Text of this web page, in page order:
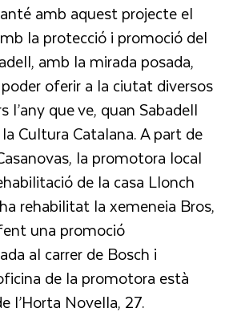
amb aquest projecte el
la protecció i promoció del
amb la mirada posada,
oferir a la ciutat diversos
l’any que ve, quan Sabadell
Cultura Catalana. A part de
la promotora local
de la casa Llonch
rehabilitat la xemeneia Bros,
una promoció
al carrer de Bosch i
de la promotora està
l’Horta Novella, 27.